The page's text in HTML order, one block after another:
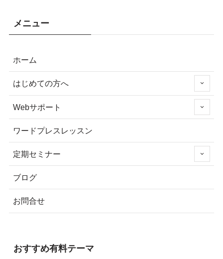
メニュー
ホーム
はじめての方へ
Webサポート
ワードプレスレッスン
定期セミナー
ブログ
お問合せ
おすすめ有料テーマ